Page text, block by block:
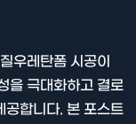
우레탄폼 시공이
을 극대화하고 결로
공합니다. 본 포스트